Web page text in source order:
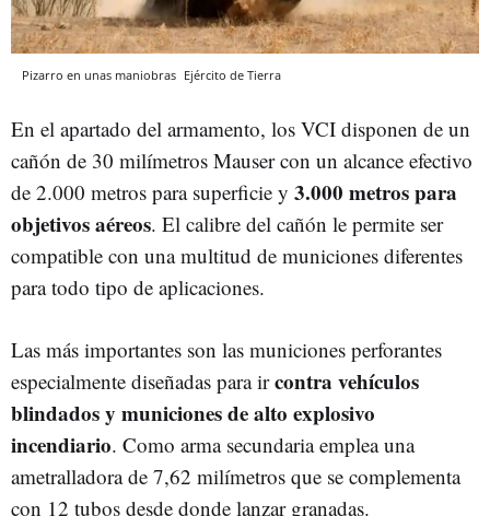
Pizarro en unas maniobras Ejército de Tierra
En el apartado del armamento, los VCI disponen de un
cañón de 30 milímetros Mauser con un alcance efectivo
de 2.000 metros para superficie y 3.000 metros para
objetivos aéreos. El calibre del cañón le permite ser
compatible con una multitud de municiones diferentes
para todo tipo de aplicaciones.
Las más importantes son las municiones perforantes
especialmente diseñadas para ircontra vehículos
blindados y municiones de alto explosivo
incendiario. Como arma secundaria emplea una
ametralladora de 7,62 milímetros que se complementa
con 12 tubos desde donde lanzar granadas.